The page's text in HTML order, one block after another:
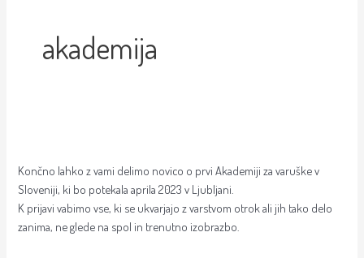
akademija
Končno lahko z vami delimo novico o prvi Akademiji za varuške v
Sloveniji, ki bo potekala aprila 2023 v Ljubljani.
K prijavi vabimo vse, ki se ukvarjajo z varstvom otrok ali jih tako delo
zanima, ne glede na spol in trenutno izobrazbo.
za
varuške